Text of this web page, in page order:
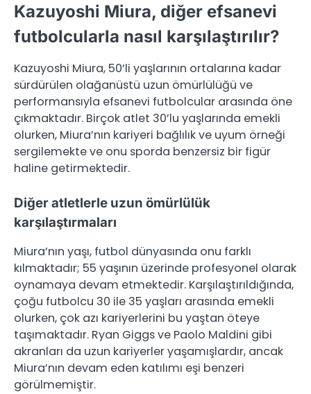
Kazuyoshi Miura, diğer efsanevi
futbolcularla nasıl karşılaştırılır?
Kazuyoshi Miura, 50’li yaşlarının ortalarına kadar
sürdürülen olağanüstü uzun ömürlülüğü ve
performansıyla efsanevi futbolcular arasında öne
çıkmaktadır. Birçok atlet 30’lu yaşlarında emekli
olurken, Miura’nın kariyeri bağlılık ve uyum örneği
sergilemekte ve onu sporda benzersiz bir figür
haline getirmektedir.
Diğer atletlerle uzun ömürlülük
karşılaştırmaları
Miura’nın yaşı, futbol dünyasında onu farklı
kılmaktadır; 55 yaşının üzerinde profesyonel olarak
oynamaya devam etmektedir. Karşılaştırıldığında,
çoğu futbolcu 30 ile 35 yaşları arasında emekli
olurken, çok azı kariyerlerini bu yaştan öteye
taşımaktadır. Ryan Giggs ve Paolo Maldini gibi
akranları da uzun kariyerler yaşamışlardır, ancak
Miura’nın devam eden katılımı eşi benzeri
görülmemiştir.